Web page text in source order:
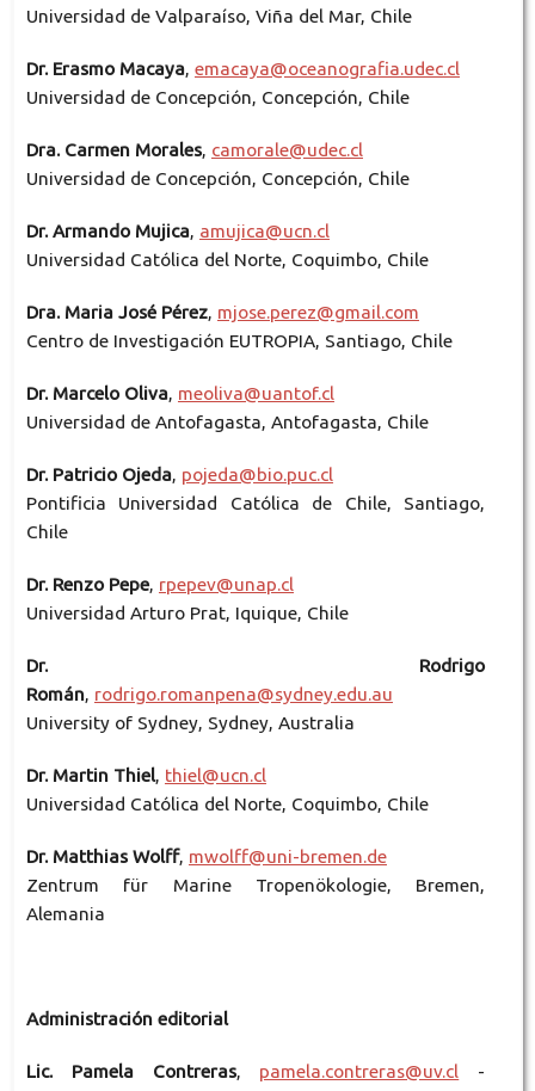
Universidad de Valparaíso, Viña del Mar, Chile
Dr. Erasmo Macaya, emacaya@oceanografia.udec.cl
Universidad de Concepción, Concepción, Chile
Dra. Carmen Morales, camorale@udec.cl
Universidad de Concepción, Concepción, Chile
Dr. Armando Mujica, amujica@ucn.cl
Universidad Católica del Norte, Coquimbo, Chile
Dra. Maria José Pérez, mjose.perez@gmail.com
Centro de Investigación EUTROPIA, Santiago, Chile
Dr. Marcelo Oliva, meoliva@uantof.cl
Universidad de Antofagasta, Antofagasta, Chile
Dr. Patricio Ojeda, pojeda@bio.puc.cl
Pontificia Universidad Católica de Chile, Santiago,
Chile
Dr. Renzo Pepe, rpepev@unap.cl
Universidad Arturo Prat, Iquique, Chile
Dr. Rodrigo
Román, rodrigo.romanpena@sydney.edu.au
University of Sydney, Sydney, Australia
Dr. Martin Thiel, thiel@ucn.cl
Universidad Católica del Norte, Coquimbo, Chile
Dr. Matthias Wolff, mwolff@uni-bremen.de
Zentrum für Marine Tropenökologie, Bremen,
Alemania
Administración editorial
Lic. Pamela Contreras, pamela.contreras@uv.cl -